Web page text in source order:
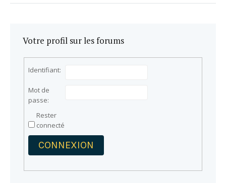
Votre profil sur les forums
Identifiant:
Mot de
passe:
Rester
connecté
CONNEXION